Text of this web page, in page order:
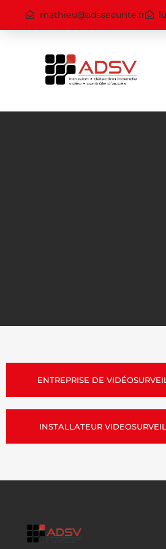
mathieu@adssecurite.fr
ENTREPRISE DE
INSTALLATEUR